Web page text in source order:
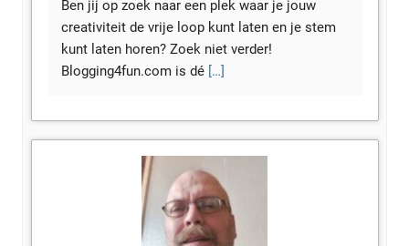
Ben jij op zoek naar een plek waar je jouw
creativiteit de vrije loop kunt laten en je stem
kunt laten horen? Zoek niet verder!
Blogging4fun.com is dé […]